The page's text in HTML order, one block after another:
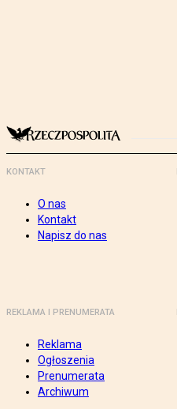
KONTAKT
O nas
Kontakt
Napisz do nas
REKLAMA I PRENUMERATA
Reklama
Ogłoszenia
Prenumerata
Archiwum